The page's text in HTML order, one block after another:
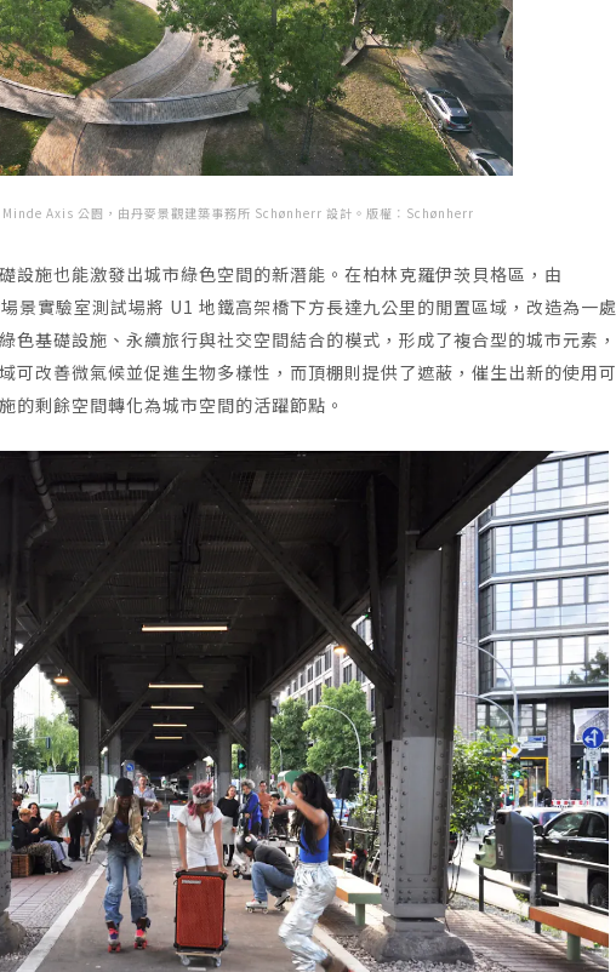
Axis 公園，由丹麥景觀建築事務所 Schønherr 設計。版權：Schønherr
設施也能激發出城市綠色空間的新潛能。在柏林克羅伊茨貝格區，由
實驗室測試場將 U1 地鐵高架橋下方長達九公里的閒置區域，改造為一
色基礎設施、永續旅行與社交空間結合的模式，形成了複合型的城市元素
可改善微氣候並促進生物多樣性，而頂棚則提供了遮蔽，催生出新的使用可
的剩餘空間轉化為城市空間的活躍節點。